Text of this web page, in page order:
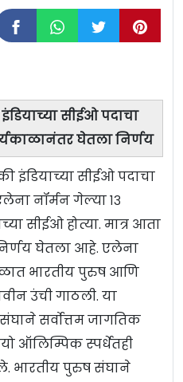
सीईओ पदाचा
घेतला निर्णय
इंडियाच्या सीईओ पदाचा
नॉर्मन गेल्या १३
सीईओ होत्या. मात्र आता
घेतला आहे. एलेना
भारतीय पुरुष आणि
उंची गाठली. या
सर्वोत्तम जागतिक
ऑलिम्पिक स्पर्धेतही
भारतीय पुरुष संघाने